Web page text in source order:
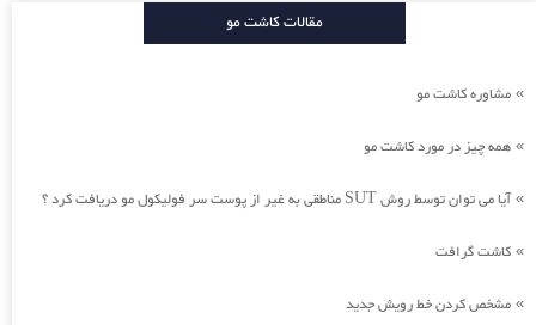
مقالات کاشت مو
» مشاوره کاشت مو
» همه چیز در مورد کاشت مو
»آیا می توان توسط روش SUT مناطقی به غیر از پوست سر فولیکول مو دریافت کرد ؟
» کاشت گرافت
» مشخص کردن خط رویش جدید